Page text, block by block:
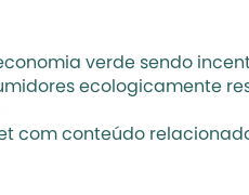
verde sendo
ecologicamente
com conteúdo